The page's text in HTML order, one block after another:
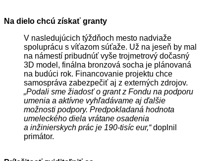
Na dielo chcú získať granty
V nasledujúcich týždňoch mesto nadviaže
spoluprácu s víťazom súťaže. Už na jeseň by mal
na námestí pribudnúť vyše trojmetrový dočasný
3D model, finálna bronzová socha je plánovaná
na budúci rok. Financovanie projektu chce
samospráva zabezpečiť aj z externých zdrojov.
„Podali sme žiadosť o grant z Fondu na podporu
umenia a aktívne vyhľadávame aj ďalšie
možnosti podpory. Predpokladaná hodnota
umeleckého diela vrátane osadenia
a inžinierskych prác je 190-tisíc eur,“doplnil
primátor.